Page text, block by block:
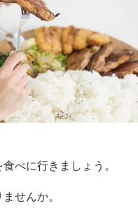
べに行きましょう。
せんか。